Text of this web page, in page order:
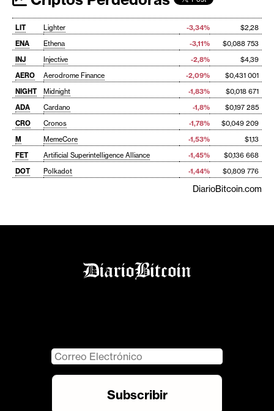
LIT Lighter -3,34%
$2,28
ENA
Ethena -3,11%
$0,088 753
INJ
Injective -2,8%
$4,39
AERO
Aerodrome Finance -2,09%
$0,431 001
NIGHT
Midnight -1,83%
$0,018 671
ADA
Cardano -1,8%
$0,197 285
CRO
Cronos -1,78%
$0,049 209
M
MemeCore -1,53%
$1,13
FET
Artificial Superintelligence Alliance -1,45%
$0,136 668
DOT
Polkadot -1,44% $0,809 776
DiarioBitcoin.com